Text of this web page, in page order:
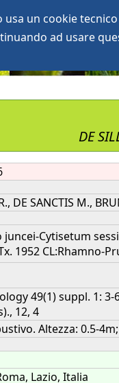
un cookie
ad usare
DE
DE SANCTIS M.,
juncei-Cytisetum
1952 CL:Rhamno-
49(1) suppl. 1: 3-
12, 4
Altezza: 0.5-
Lazio, Italia